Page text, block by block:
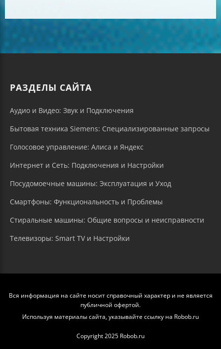
РАЗДЕЛЫ САЙТА
Аудио и Видео: Звук и Подключения
Бытовая техника Siemens: Специализированные запросы
Голосовое управление: Алиса и Яндекс
Интернет и Сеть: Подключения и Настройки
Посудомоечные машины: Эксплуатация и Уход
Смартфоны: Функциональность и Проблемы
Стиральные машины: Общие вопросы и неисправности
Телевизоры: Smart TV и Настройки
Вся информация на сайте носит справочный характер и не является
публичной офертой.
Используя материалы сайта, указывайте ссылку на Robob.ru
Copyright 2025 Robob.ru